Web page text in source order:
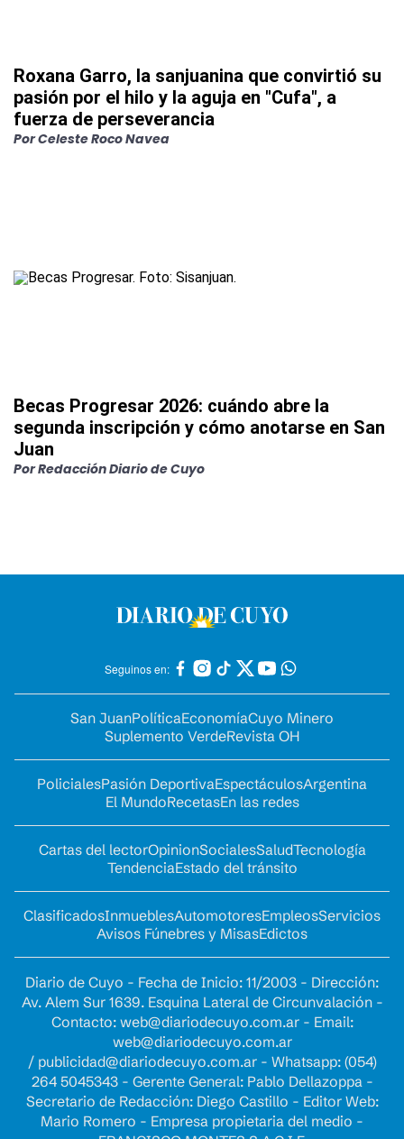
Roxana Garro, la sanjuanina que convirtió su
pasión por el hilo y la aguja en "Cufa", a
fuerza de perseverancia
PorCeleste Roco Navea
Becas Progresar 2026: cuándo abre la
segunda inscripción y cómo anotarse en San
Juan
PorRedacción Diario de Cuyo
Seguinos en:
San JuanPolíticaEconomíaCuyo Minero
Suplemento VerdeRevista OH
PolicialesPasión DeportivaEspectáculosArgentina
El MundoRecetasEn las redes
Cartas del lectorOpinionSocialesSaludTecnología
TendenciaEstado del tránsito
ClasificadosInmueblesAutomotoresEmpleosServicios
Avisos Fúnebres y MisasEdictos
Diario de Cuyo - Fecha de Inicio: 11/2003 - Dirección:
Av. Alem Sur 1639. Esquina Lateral de Circunvalación -
Contacto: web@diariodecuyo.com.ar- Email:
web@diariodecuyo.com.ar
/ publicidad@diariodecuyo.com.ar- Whatsapp: (054)
264 5045343 - Gerente General: Pablo Dellazoppa -
Secretario de Redacción: Diego Castillo - Editor Web:
Mario Romero - Empresa propietaria del medio -